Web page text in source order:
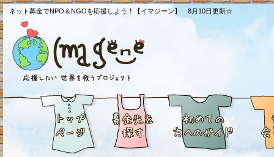
ネット募金でNPO＆NGOを応援しよう！【イマジーン】 8月10日更新☆